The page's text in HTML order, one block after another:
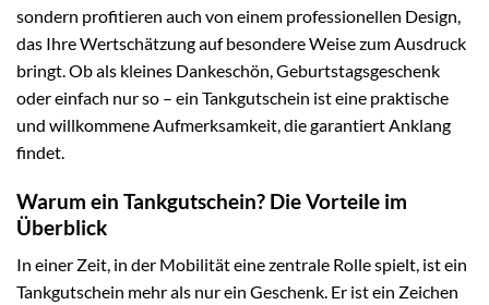
sondern profitieren auch von einem professionellen Design,
das Ihre Wertschätzung auf besondere Weise zum Ausdruck
bringt. Ob als kleines Dankeschön, Geburtstagsgeschenk
oder einfach nur so – ein Tankgutschein ist eine praktische
und willkommene Aufmerksamkeit, die garantiert Anklang
findet.
Warum ein Tankgutschein? Die Vorteile im
Überblick
In einer Zeit, in der Mobilität eine zentrale Rolle spielt, ist ein
Tankgutschein mehr als nur ein Geschenk. Er ist ein Zeichen